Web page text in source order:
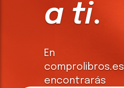
a ti.
En
comprolibros.es
encontrarás